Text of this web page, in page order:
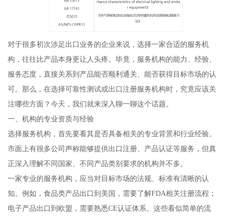
对于很多初次涉足出口业务的企业来说，选择一家合适的服务机
构，往往比产品本身更让人头疼。毕竟，服务机构的能力、经验、
服务态度，直接关系到产品能否顺利通关、能否获得目标市场的认
可。那么，在选择可靠性测试或出口注册服务机构时，究竟应该关
注哪些方面？今天，我们就来深入聊一聊这个话题。
一、机构的专业资质与经验
选择服务机构，首先要看其是否具备相关的专业背景和行业经验。
市面上有很多公司声称能够提供出口注册、产品认证等服务，但真
正深入理解不同国家、不同产品类别要求的机构并不多。
一家专业的服务机构，应当对目标市场的法规、标准有清晰的认
知。例如，食品类产品出口到美国，需要了解FDA相关注册流程；
电子产品出口到欧盟，需要熟悉CE认证体系。这些看似简单的流